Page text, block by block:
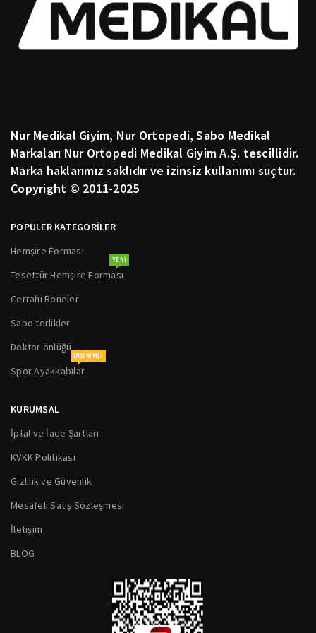
Nur Medikal Giyim, Nur Ortopedi, Sabo Medikal
Markaları Nur Ortopedi Medikal Giyim A.Ş. tescillidir.
Marka haklarımız saklıdır ve izinsiz kullanımı suçtur.
Copyright © 2011-2025
POPÜLER KATEGORİLER
Hemşire Forması
Tesettür Hemşire Forması
YENI
Cerrahi Boneler
Sabo terlikler
Doktor önlüğü
Spor Ayakkabılar
INDIRIMLI
KURUMSAL
İptal ve İade Şartları
KVKK Politikası
Gizlilik ve Güvenlik
Mesafeli Satış Sözleşmesi
İletişim
BLOG